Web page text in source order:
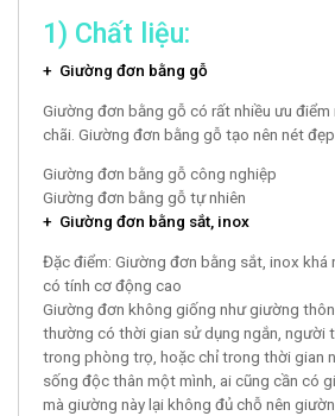
1) Chất liệu:
+ Giường đơn bằng gỗ
Giường đơn bằng gỗ có rất nhiều ưu
chãi. Giường đơn bằng gỗ tạo nên nét
Giường đơn bằng gỗ công nghiệp
Giường đơn bằng gỗ tự nhiên
+ Giường đơn bằng sắt, inox
Đặc điểm: Giường đơn bằng sắt, inox khá
có tính cơ động cao
Giường đơn không giống như giường
thường có thời gian sử dụng ngắn, người
trong phòng trọ, hoặc chỉ trong thời gian
sống độc thân một mình, ai cũng cần có
mà giường này lại không đủ chỗ nên